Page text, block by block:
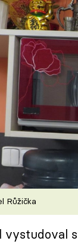
Růžička
vystudoval